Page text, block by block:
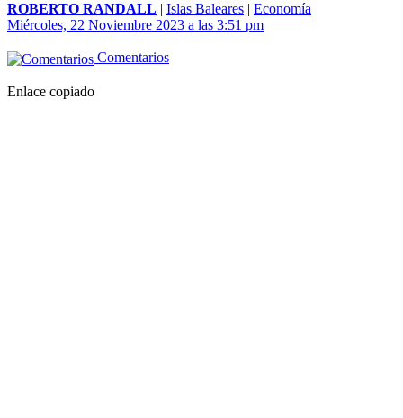
ROBERTO RANDALL | Islas Baleares | Economía
Miércoles, 22 Noviembre 2023 a las 3:51 pm
Comentarios
Enlace copiado